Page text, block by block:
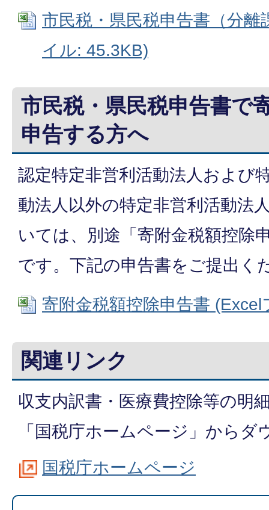
市民税・県民税申告書（分離
イル: 45.3KB)
市民税・県民税申告書で
申告する方へ
認定特定非営利活動法人および
動法人以外の特定非営利活動法
いては、別途「寄附金税額控除
です。下記の申告書をご提出く
寄附金税額控除申告書
関連リンク
収支内訳書・医療費控除等の明
「国税庁ホームページ」から
国税庁ホームページ